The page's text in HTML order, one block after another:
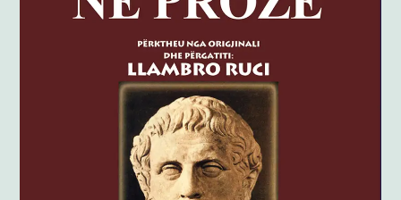
Anglisht
Ditarë
Evente